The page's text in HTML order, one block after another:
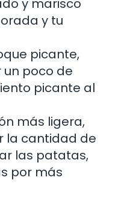
y marisco
y tu
picante,
poco de
picante al
más ligera,
la cantidad de
las patatas,
por más